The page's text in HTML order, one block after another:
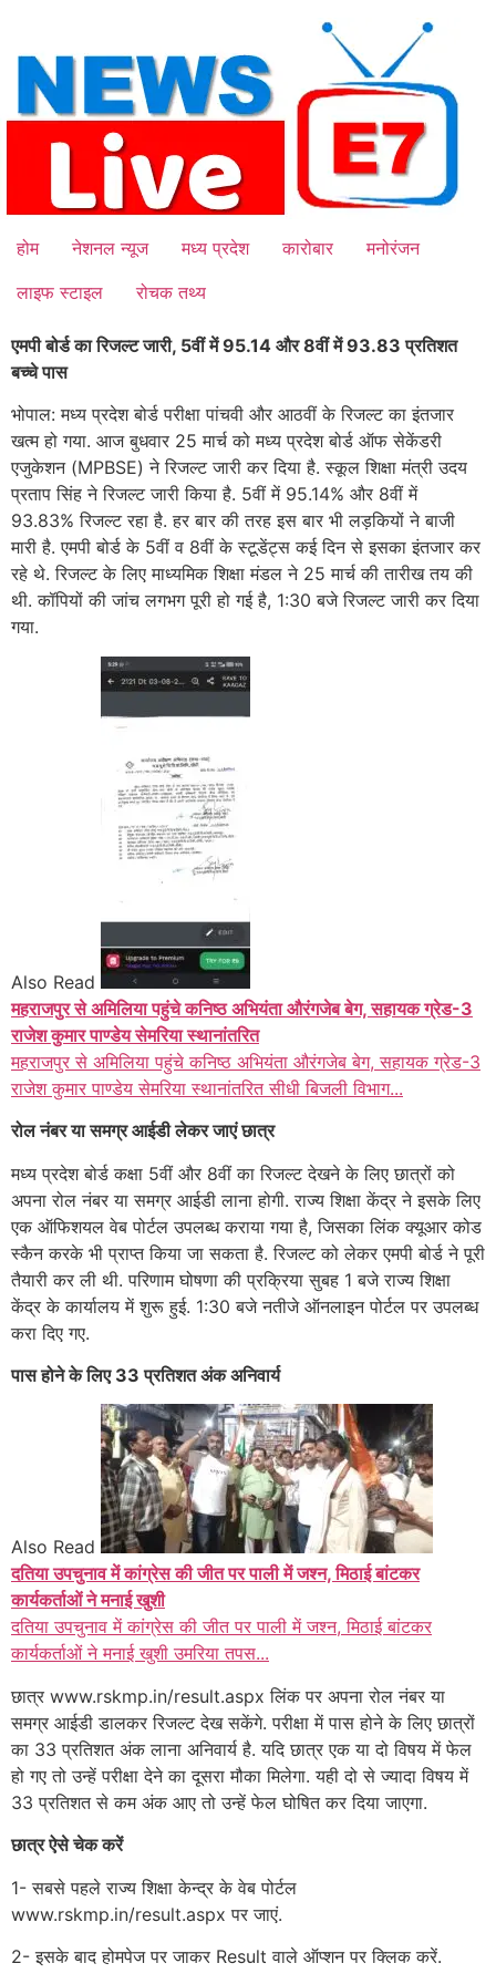
content
होम नेशनल न्यूज मध्य प्रदेश कारोबार
मनोरंजन
लाइफ स्टाइल
रोचक तथ्य
एमपी बोर्ड का रिजल्ट जारी, 5वीं में 95.14 और 8वीं में 93.83 प्रतिशत
बच्चे पास
भोपाल: मध्य प्रदेश बोर्ड परीक्षा पांचवी और आठवीं के रिजल्ट का इंतजार
खत्म हो गया. आज बुधवार 25 मार्च को मध्य प्रदेश बोर्ड ऑफ सेकेंडरी
एजुकेशन (MPBSE) ने रिजल्ट जारी कर दिया है. स्कूल शिक्षा मंत्री उदय
प्रताप सिंह ने रिजल्ट जारी किया है. 5वीं में 95.14% और 8वीं में
93.83% रिजल्ट रहा है. हर बार की तरह इस बार भी लड़कियों ने बाजी
मारी है. एमपी बोर्ड के 5वीं व 8वीं के स्टूडेंट्स कई दिन से इसका इंतजार कर
रहे थे. रिजल्ट के लिए माध्यमिक शिक्षा मंडल ने 25 मार्च की तारीख तय की
थी. कॉपियों की जांच लगभग पूरी हो गई है, 1:30 बजे रिजल्ट जारी कर दिया
गया.
Also Read
महराजपुर से अमिलिया पहुंचे कनिष्ठ अभियंता औरंगजेब बेग, सहायक ग्रेड-3
राजेश कुमार पाण्डेय सेमरिया स्थानांतरित
महराजपुर से अमिलिया पहुंचे कनिष्ठ अभियंता औरंगजेब बेग, सहायक ग्रेड-3
राजेश कुमार पाण्डेय सेमरिया स्थानांतरित सीधी बिजली विभाग...
रोल नंबर या समग्र आईडी लेकर जाएं छात्र
मध्य प्रदेश बोर्ड कक्षा 5वीं और 8वीं का रिजल्ट देखने के लिए छात्रों को
अपना रोल नंबर या समग्र आईडी लाना होगी. राज्य शिक्षा केंद्र ने इसके लिए
एक ऑफिशयल वेब पोर्टल उपलब्ध कराया गया है, जिसका लिंक क्यूआर कोड
स्कैन करके भी प्राप्त किया जा सकता है. रिजल्ट को लेकर एमपी बोर्ड ने पूरी
तैयारी कर ली थी. परिणाम घोषणा की प्रक्रिया सुबह 1 बजे राज्य शिक्षा
केंद्र के कार्यालय में शुरू हुई. 1:30 बजे नतीजे ऑनलाइन पोर्टल पर उपलब्ध
करा दिए गए.
पास होने के लिए 33 प्रतिशत अंक अनिवार्य
Also Read
दतिया उपचुनाव में कांग्रेस की जीत पर पाली में जश्न, मिठाई बांटकर
कार्यकर्ताओं ने मनाई खुशी
दतिया उपचुनाव में कांग्रेस की जीत पर पाली में जश्न, मिठाई बांटकर
कार्यकर्ताओं ने मनाई खुशी उमरिया तपस...
छात्र www.rskmp.in/result.aspx लिंक पर अपना रोल नंबर या
समग्र आईडी डालकर रिजल्ट देख सकेंगे. परीक्षा में पास होने के लिए छात्रों
का 33 प्रतिशत अंक लाना अनिवार्य है. यदि छात्र एक या दो विषय में फेल
हो गए तो उन्हें परीक्षा देने का दूसरा मौका मिलेगा. यही दो से ज्यादा विषय में
33 प्रतिशत से कम अंक आए तो उन्हें फेल घोषित कर दिया जाएगा.
छात्र ऐसे चेक करें
1- सबसे पहले राज्य शिक्षा केन्द्र के वेब पोर्टल
www.rskmp.in/result.aspx पर जाएं.
2- इसके बाद होमपेज पर जाकर Result वाले ऑप्शन पर क्लिक करें.